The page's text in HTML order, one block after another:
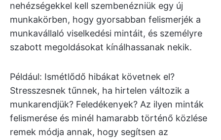
nehézségekkel kell szembenézniük egy új
munkakörben, hogy gyorsabban felismerjék a
munkavállaló viselkedési mintáit, és személyre
szabott megoldásokat kínálhassanak nekik.
Például: Ismétlődő hibákat követnek el?
Stresszesnek tűnnek, ha hirtelen változik a
munkarendjük? Feledékenyek? Az ilyen minták
felismerése és minél hamarabb történő közlése
remek módja annak, hogy segítsen az